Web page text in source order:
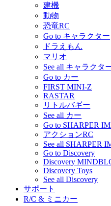
建機
動物
恐竜RC
Go to キャラクター
ドラえもん
マリオ
See all キャラクタ
Go to カー
FIRST MINI-Z
RASTAR
リトルバギー
See all カー
Go to SHARPER
アクションRC
See all SHARPER
Go to Discovery
Discovery
Discovery Toys
See all Discovery
サポート
R/C & ミニカー